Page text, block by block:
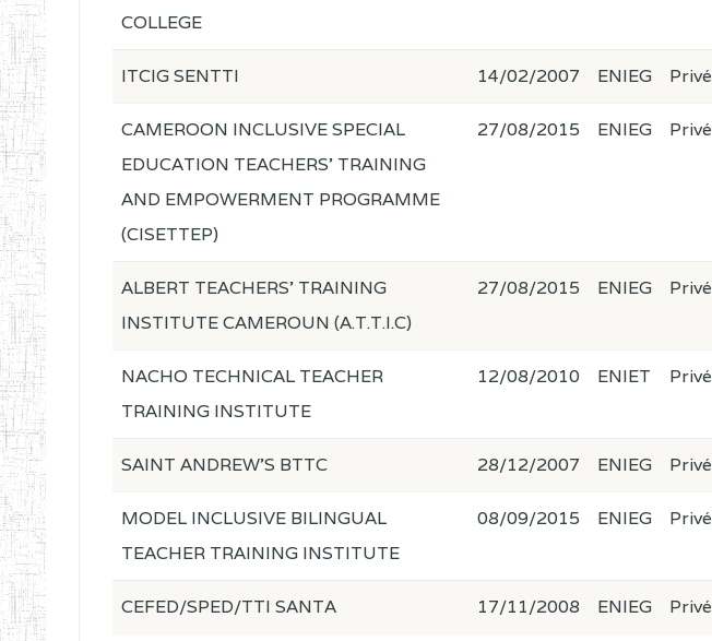
COLLEGE
ITCIG SENTTI 14/02/2007 ENIEG Privé
CAMEROON INCLUSIVE SPECIAL
EDUCATION TEACHERS' TRAINING
AND EMPOWERMENT PROGRAMME
(CISETTEP)
27/08/2015 ENIEG Privé
ALBERT TEACHERS' TRAINING
INSTITUTE CAMEROUN (A.T.T.I.C)
27/08/2015 ENIEG Privé
NACHO TECHNICAL TEACHER
TRAINING INSTITUTE
12/08/2010 ENIET Privé
SAINT ANDREW'S BTTC 28/12/2007 ENIEG Privé
MODEL INCLUSIVE BILINGUAL
TEACHER TRAINING INSTITUTE
08/09/2015 ENIEG Privé
CEFED/SPED/TTI SANTA 17/11/2008 ENIEG Privé